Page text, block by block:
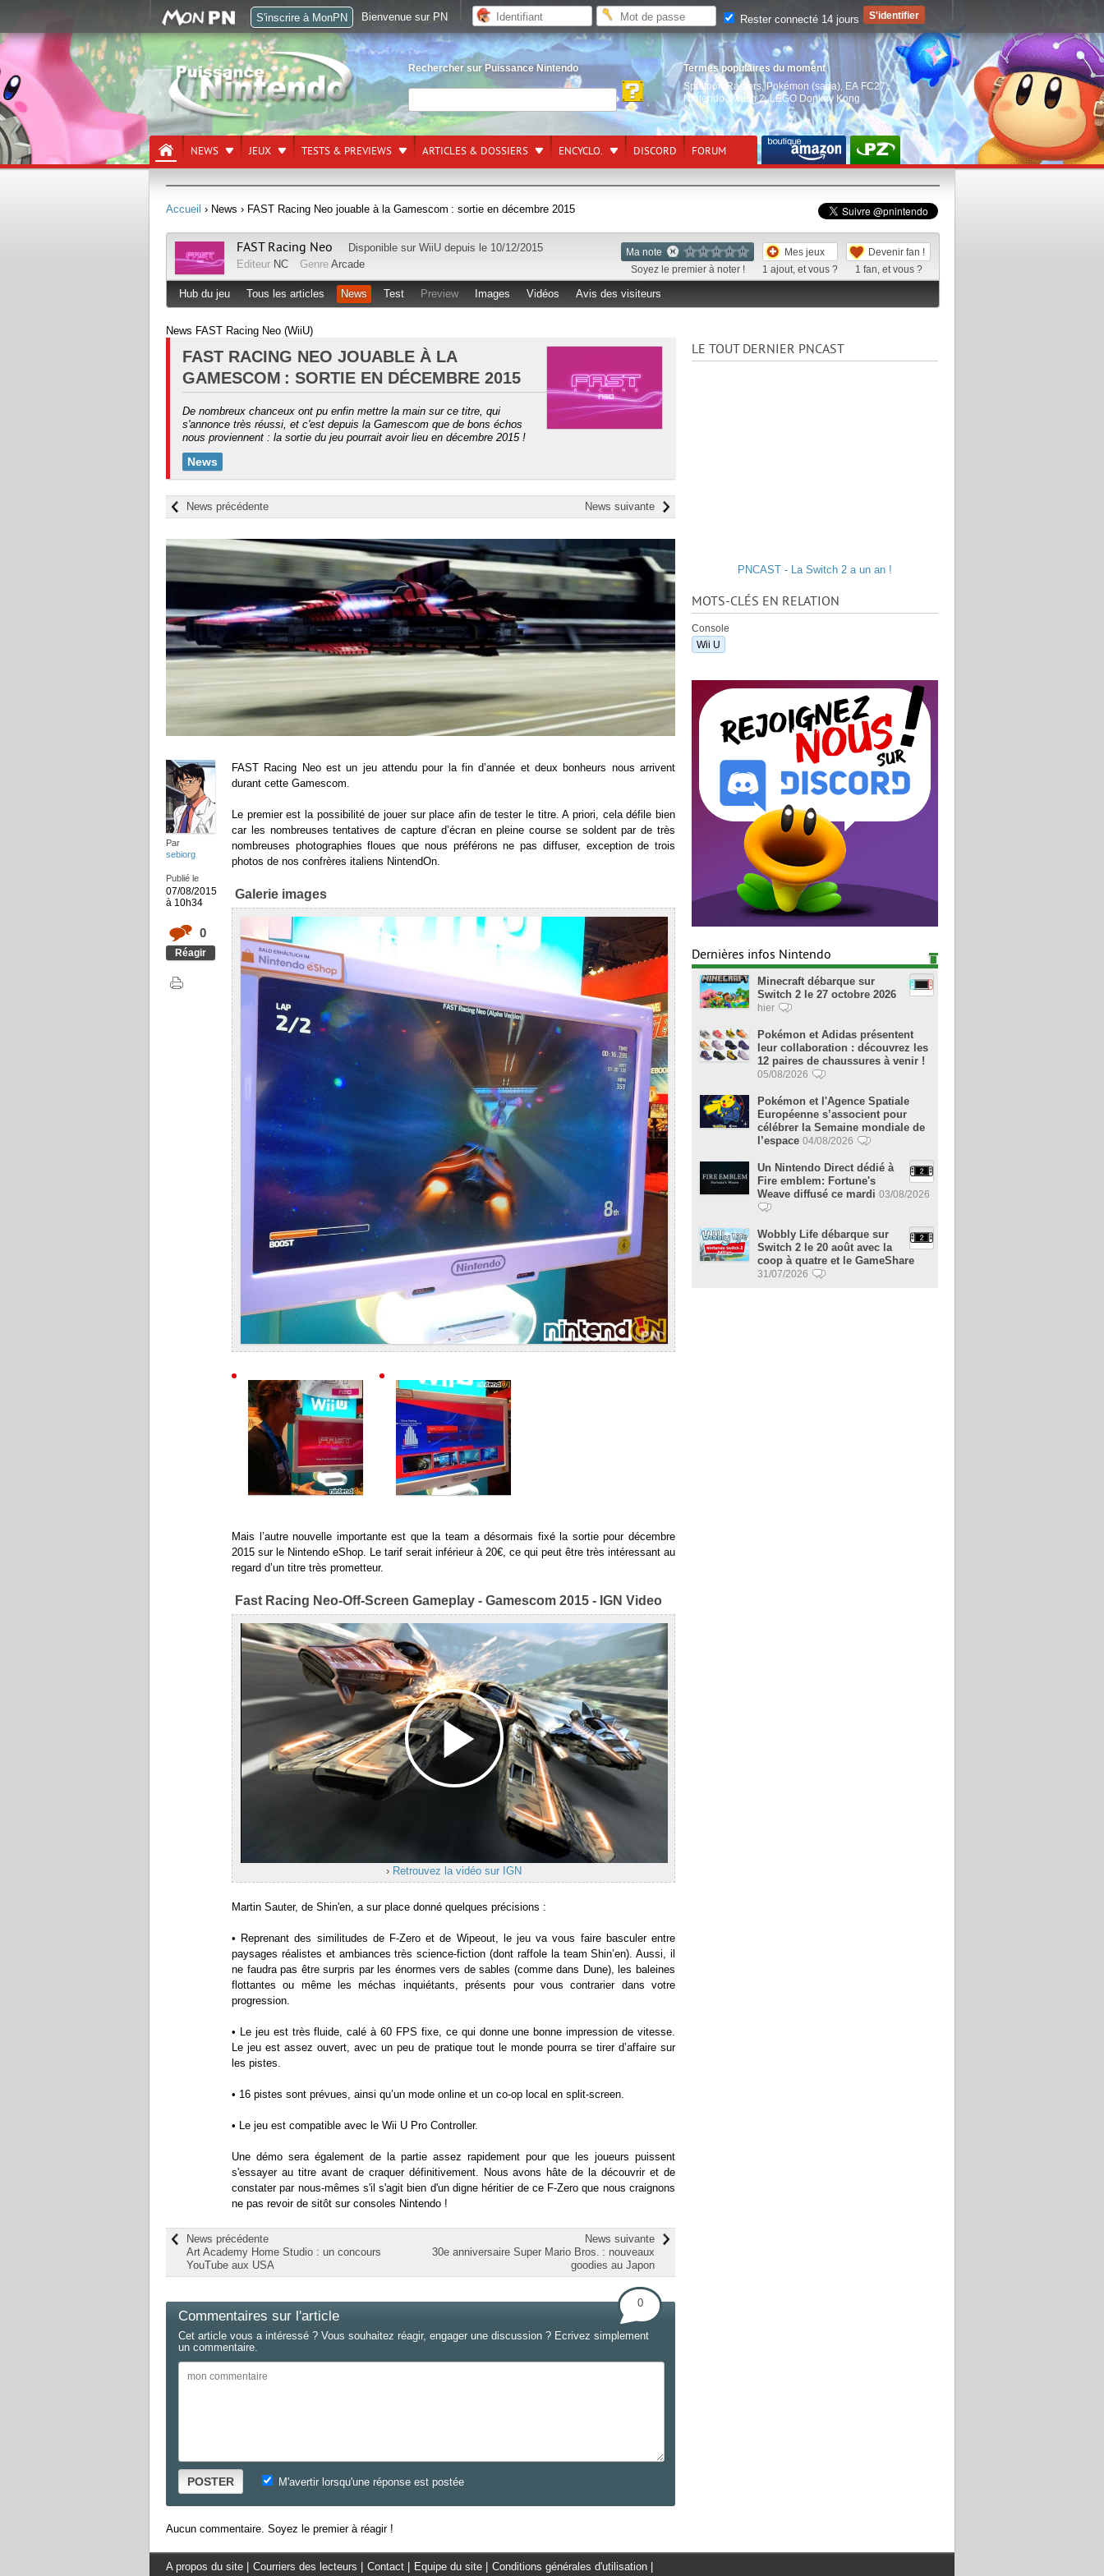
Rechercher sur Puissance Nintendo
Termes populaires du moment
Splatoon Raiders, Pokémon (saga) EA FC27,
Nintendo Switch 2,LEGO Donkey Kong
NEWS JEUX TESTS & PREVIEWS ARTICLES & DOSSIERS ENCYCLO. DISCORD FORUM
Accueil › News › FAST Racing Neo jouable à la Gamescom : sortie en décembre 2015
Ma note
Soyez le premier à noter !
Mes jeux
1 ajout, et vous ?
Devenir fan !
1 fan, et vous ?
FAST Racing Neo Disponible sur WiiU depuis le 10/12/2015
Editeur NC Genre Arcade
Hub du jeu Tous les articles News Test Preview Images Vidéos Avis des visiteurs
News FAST Racing Neo (WiiU)
FAST RACING NEO JOUABLE À LA
GAMESCOM : SORTIE EN DÉCEMBRE 2015
De nombreux chanceux ont pu enfin mettre la main sur ce titre, qui
s'annonce très réussi, et c'est depuis la Gamescom que de bons échos
nous proviennent : la sortie du jeu pourrait avoir lieu en décembre 2015 !
News
News suivante
News précédente
Par
sebiorg
Publié le
07/08/2015
à 10h34
0
Réagir
FAST Racing Neo est un jeu attendu pour la fin d’année et deux bonheurs nous arrivent
durant cette Gamescom.
Le premier est la possibilité de jouer sur place afin de tester le titre. A priori, cela défile bien
car les nombreuses tentatives de capture d’écran en pleine course se soldent par de très
nombreuses photographies floues que nous préférons ne pas diffuser, exception de trois
photos de nos confrères italiens NintendOn.
Galerie images
Mais l’autre nouvelle importante est que la team a désormais fixé la sortie pour décembre
2015 sur le Nintendo eShop. Le tarif serait inférieur à 20€, ce qui peut être très intéressant au
regard d’un titre très prometteur.
Fast Racing Neo-Off-Screen Gameplay - Gamescom 2015 - IGN Video
› Retrouvez la vidéo sur IGN
Martin Sauter, de Shin'en, a sur place donné quelques précisions :
• Reprenant des similitudes de F-Zero et de Wipeout, le jeu va vous faire basculer entre
paysages réalistes et ambiances très science-fiction (dont raffole la team Shin’en). Aussi, il
ne faudra pas être surpris par les énormes vers de sables (comme dans Dune), les baleines
flottantes ou même les méchas inquiétants, présents pour vous contrarier dans votre
progression.
• Le jeu est très fluide, calé à 60 FPS fixe, ce qui donne une bonne impression de vitesse.
Le jeu est assez ouvert, avec un peu de pratique tout le monde pourra se tirer d’affaire sur
les pistes.
• 16 pistes sont prévues, ainsi qu’un mode online et un co-op local en split-screen.
• Le jeu est compatible avec le Wii U Pro Controller.
Une démo sera également de la partie assez rapidement pour que les joueurs puissent
s'essayer au titre avant de craquer définitivement. Nous avons hâte de la découvrir et de
constater par nous-mêmes s'il s'agit bien d'un digne héritier de ce F-Zero que nous craignons
ne pas revoir de sitôt sur consoles Nintendo !
News suivante
30e anniversaire Super Mario Bros. : nouveaux
goodies au Japon
News précédente
Art Academy Home Studio : un concours
YouTube aux USA
Commentaires sur l'article
0
Cet article vous a intéressé ? Vous souhaitez réagir, engager une discussion ? Ecrivez simplement
un commentaire.
POSTER M'avertir lorsqu'une réponse est postée
Aucun commentaire. Soyez le premier à réagir !
LE TOUT DERNIER PNCAST
PNCAST - La Switch 2 a un an !
MOTS-CLÉS EN RELATION
Console
Wii U
Dernières infos Nintendo
Minecraft débarque sur
Switch 2 le 27 octobre 2026
hier
Pokémon et Adidas présentent
leur collaboration : découvrez les
12 paires de chaussures à venir !
05/08/2026
Pokémon et l'Agence Spatiale
Européenne s’associent pour
célébrer la Semaine mondiale de
l’espace 04/08/2026
Un Nintendo Direct dédié à
Fire emblem: Fortune's
Weave diffusé ce mardi 03/08/2026
Wobbly Life débarque sur
Switch 2 le 20 août avec la
coop à quatre et le GameShare
31/07/2026
A propos du site Courriers des lecteurs Contact Equipe du site Conditions générales d'utilisation
S'inscrire à MonPN Bienvenue sur PN Rester connecté 14 jours